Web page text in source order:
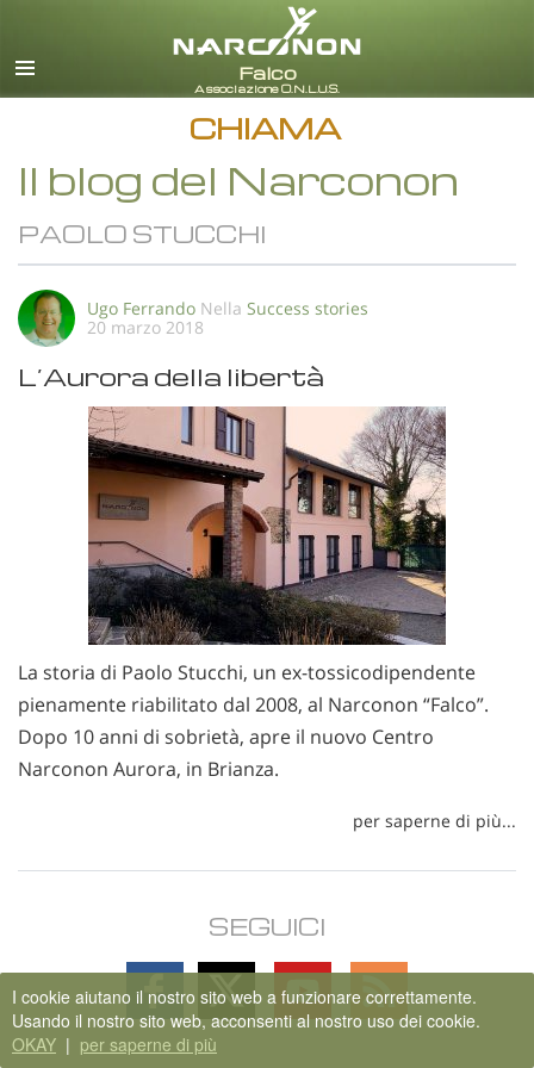
italiano
CHIAMA
Il blog del Narconon
PAOLO STUCCHI
Ugo Ferrando Nella Success stories
20 marzo 2018
L’Aurora della libertà
La storia di Paolo Stucchi, un ex-tossicodipendente
pienamente riabilitato dal 2008, al Narconon “Falco”.
Dopo 10 anni di sobrietà, apre il nuovo Centro
Narconon Aurora, in Brianza.
per saperne di più...
SEGUICI
Follow
on
Facebook
Follow
on
Follow
on
Follow
on
I cookie aiutano il nostro sito web a funzionare correttamente.
Usando il nostro sito web, acconsenti al nostro uso dei cookie.
OKAY | per saperne di più